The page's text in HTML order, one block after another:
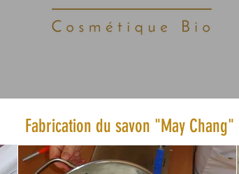
Et je la fais fondre
Fabrication du savon "May Chang"